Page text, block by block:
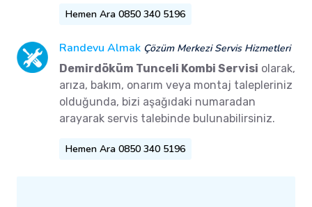
Hemen Ara 0850 340 5196
Randevu Almak Çözüm Merkezi Servis Hizmetleri
Demirdöküm Tunceli Kombi Servisi olarak,
arıza, bakım, onarım veya montaj talepleriniz
olduğunda, bizi aşağıdaki numaradan
arayarak servis talebinde bulunabilirsiniz.
Hemen Ara 0850 340 5196